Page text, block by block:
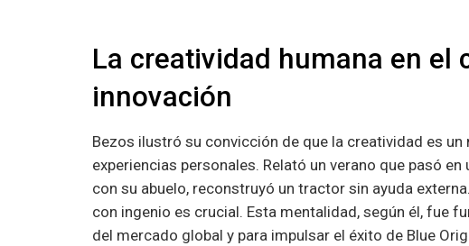
La creatividad humana en el
innovación
Bezos ilustró su convicción de que la creatividad es
experiencias personales. Relató un verano que pasó
con su abuelo, reconstruyó un tractor sin ayuda
con ingenio es crucial. Esta mentalidad, según él, fue
del mercado global y para impulsar el éxito de Blue